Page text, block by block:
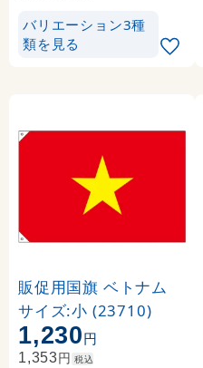
バリエーション3種
類を見る
販促用国旗 ベトナム
サイズ:小 (23710)
1,230円
1,353円 税込